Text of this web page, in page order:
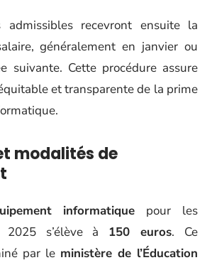
admissibles recevront ensuite la
généralement en janvier ou
suivante. Cette procédure assure
et transparente de la prime
modalités de
informatique pour les
2025 s’élève à 150 euros. Ce
par le ministère de l’Éducation